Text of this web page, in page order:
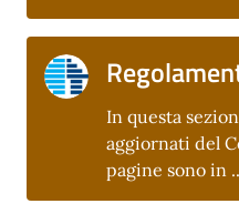
In questa
aggiornati del
pagine sono in